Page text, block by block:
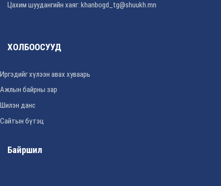
Цахим шуудангийн хаяг: khanbogd_tg@shuukh.mn
ХОЛБООСУУД
Иргэдийг хүлээн авах хуваарь
Ажлын байрны зар
Шилэн данс
Сайтын бүтэц
Байршил